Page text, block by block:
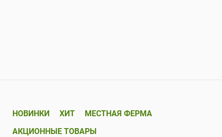
НОВИНКИ ХИТ
МЕСТНАЯ ФЕРМА
АКЦИОННЫЕ ТОВАРЫ